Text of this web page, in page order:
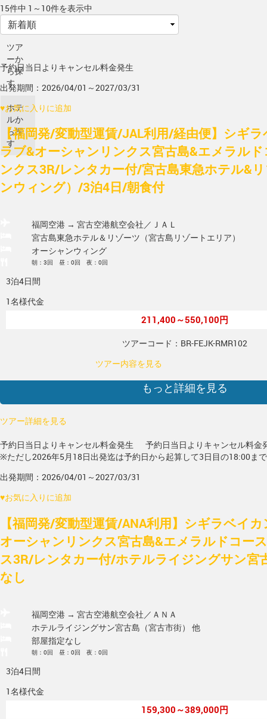
15件中 1～10件を表示中
ツア
ーか
ら探
す
ホテ
ルか
ら探
す
予約日当日よりキャンセル料金発生
出発期間：2026/04/01～2027/03/31
♥お気に入りに追加
【福岡発/変動型運賃/JAL利用/経由便】シギ
ラブ&オーシャンリンクス宮古島&エメラル
ンクス3R/レンタカー付/宮古島東急ホテル&
ンウィング）/3泊4日/朝食付
福岡空港 → 宮古空港航空会社／ＪＡＬ
宮古島東急ホテル＆リゾーツ（宮古島リゾートエリア）
オーシャンウィング
朝：3回 昼：0回 夜：0回
3泊4日間
1名様代金
211,400～550,100円
ツアーコード：BR-FEJK-RMR102
ツアー内容を見る
もっと詳細を見る
ツアー詳細を見る
予約日当日よりキャンセル料金発生
予約日当日よりキャンセル料金
※ただし2026年5月18日出発迄は予約日から起算して3日目の18:00ま
出発期間：2026/04/01～2027/03/31
♥お気に入りに追加
【福岡発/変動型運賃/ANA利用】シギラベイ
オーシャンリンクス宮古島&エメラルドコー
ス3R/レンタカー付/ホテルライジングサン宮
なし
福岡空港 → 宮古空港航空会社／ＡＮＡ
ホテルライジングサン宮古島（宮古市街） 他
部屋指定なし
朝：0回 昼：0回 夜：0回
3泊4日間
1名様代金
159,300～389,000円